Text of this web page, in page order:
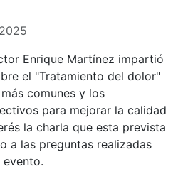
Enrique Martínez impartió
el "Tratamiento del dolor"
comunes y los
para mejorar la calidad
la charla que esta prevista
a las preguntas realizadas